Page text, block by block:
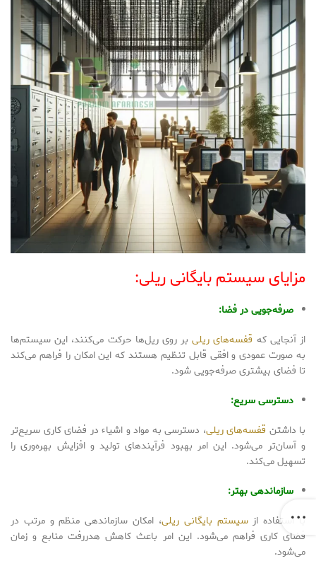
مزایای سیستم بایگانی ریلی:
صرفه‌جویی در فضا:
از آنجایی که قفسه‌های ریلیبر روی ریل‌ها حرکت می‌کنند، این سیستم‌ها
به صورت عمودی و افقی قابل تنظیم هستند که این امکان را فراهم می‌کند
تا فضای بیشتری صرفه‌جویی شود.
دسترسی سریع:
با داشتن قفسه‌های ریلی، دسترسی به مواد و اشیاء در فضای کاری سریع‌تر
و آسان‌تر می‌شود. این امر بهبود فرآیندهای تولید و افزایش بهره‌وری را
تسهیل می‌کند.
سازماندهی بهتر:
با استفاده ازسیستم بایگانی ریلی، امکان سازماندهی منظم و مرتب در
فضای کاری فراهم می‌شود. این امر باعث کاهش هدررفت منابع و زمان
می‌شود.